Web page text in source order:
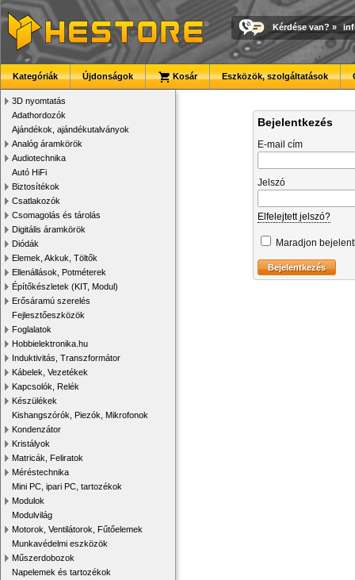
Kérdése van? »
Kategóriák Újdonságok Kosár Eszközök, szolgáltatások
3D nyomtatás
Adathordozók
Ajándékok, ajándékutalványok
Analóg áramkörök
Audiotechnika
Autó HiFi
Biztosítékok
Csatlakozók
Csomagolás és tárolás
Digitális áramkörök
Diódák
Elemek, Akkuk, Töltők
Ellenállások, Potméterek
Építőkészletek (KIT, Modul)
Erősáramú szerelés
Fejlesztőeszközök
Foglalatok
Hobbielektronika.hu
Induktivitás, Transzformátor
Kábelek, Vezetékek
Kapcsolók, Relék
Készülékek
Kishangszórók, Piezók, Mikrofonok
Kondenzátor
Kristályok
Matricák, Feliratok
Méréstechnika
Mini PC, ipari PC, tartozékok
Modulok
Modulvilág
Motorok, Ventilátorok, Fűtőelemek
Munkavédelmi eszközök
Műszerdobozok
Napelemek és tartozékok
Bejelentkezés
E-mail cím
Jelszó
Elfelejtett jelszó?
Maradjon